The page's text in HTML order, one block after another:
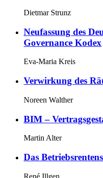
Dietmar Strunz
Neufassung des
Governance Kodex
Eva-Maria Kreis
Verwirkung des
Noreen Walther
BIM –
Martin Alter
Das
René Illgen